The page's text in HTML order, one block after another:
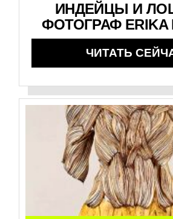
ИНДЕЙЦЫ И
ФОТОГРАФ ERIKA
ЧИТАТЬ